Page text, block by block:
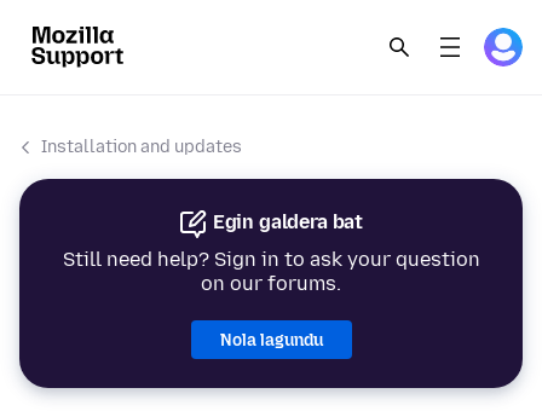
Installation and updates
Egin galdera bat
Still need help? Sign in to ask your question
on our forums.
Nola lagundu